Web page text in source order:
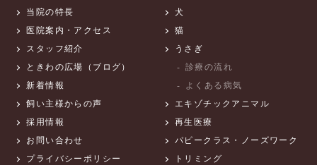
当院の特長
医院案内・アクセス
スタッフ紹介
ときわの広場（ブログ）
新着情報
飼い主様からの声
採用情報
お問い合わせ
プライバシーポリシー
犬
猫
うさぎ
診療の流れ
よくある病気
エキゾチックアニマル
再生医療
パピークラス・ノーズワーク
トリミング